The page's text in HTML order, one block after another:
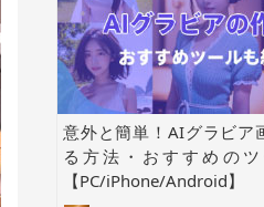
意外と簡単！AIグラビア
る方法・おすすめの
【PC/iPhone/Android】